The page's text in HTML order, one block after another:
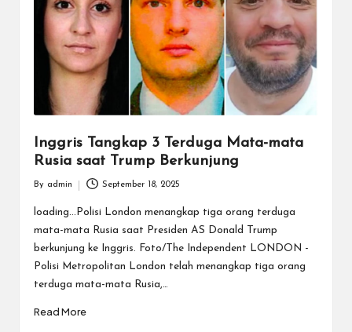
Inggris Tangkap 3 Terduga Mata-mata
Rusia saat Trump Berkunjung
by
By admin September 18, 2025
loading...Polisi London menangkap tiga orang terduga
mata-mata Rusia saat Presiden AS Donald Trump
berkunjung ke Inggris. Foto/The Independent LONDON -
Polisi Metropolitan London telah menangkap tiga orang
terduga mata-mata Rusia,…
Read More